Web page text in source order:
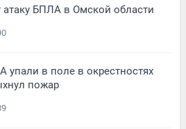
атаку БПЛА в Омской области
в поле в окрестностях
пожар